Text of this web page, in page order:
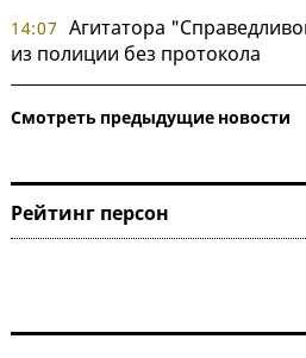
14:07 Агитатора
из полиции без протокола
Смотреть
Рейтинг